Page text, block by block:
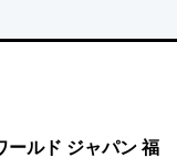
ールド ジャパン 福